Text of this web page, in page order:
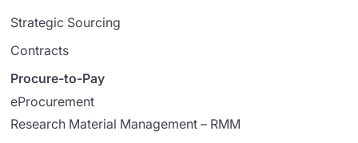
Strategic Sourcing
Contracts
Procure-to-Pay
eProcurement
Research Material Management – RMM